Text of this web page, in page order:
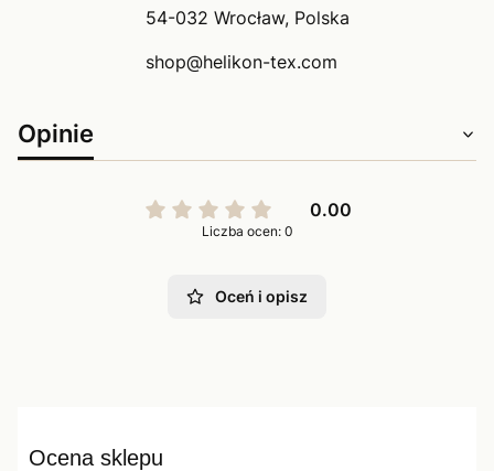
54-032 Wrocław, Polska
shop@helikon-tex.com
Opinie
0.00
Liczba ocen: 0
Oceń i opisz
Ocena sklepu